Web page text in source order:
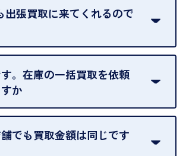
品物の種類や量によっては対応させてい
があります。
出張買取に来てくれるので
でもお伺いします。
。在庫の一括買取を依頼
か
で承ります。出張買取をご利用くださ
所にお伺いします。
でも買取金額は同じです